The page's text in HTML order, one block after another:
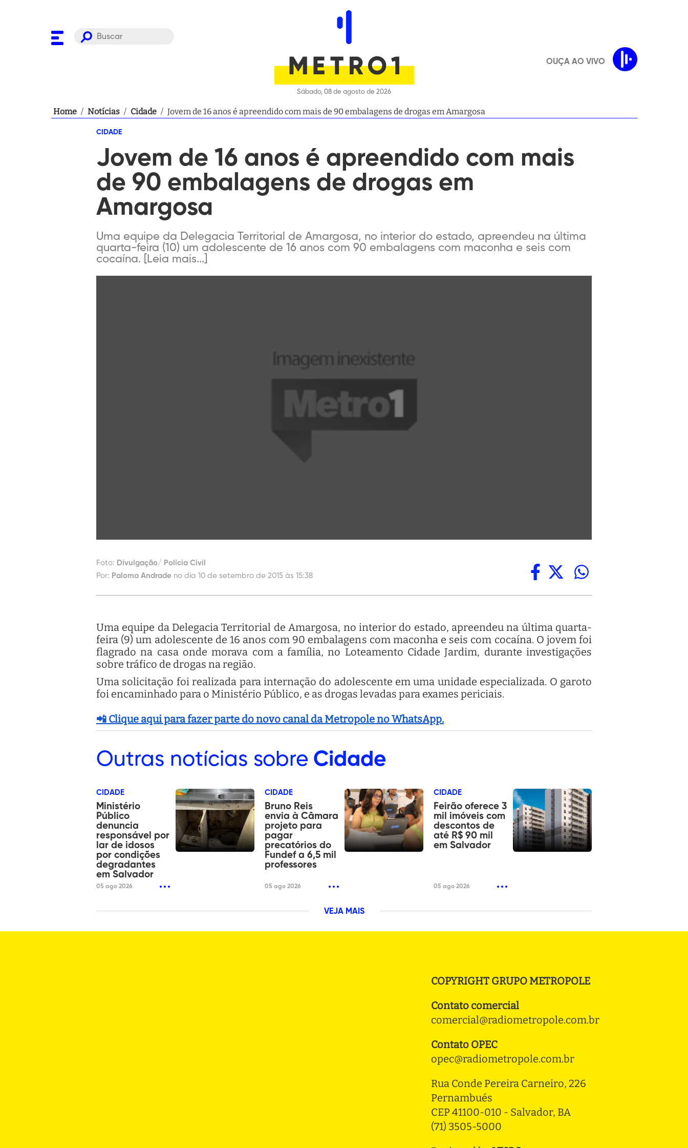
Sábado, 08 de agosto de 2026
OUÇA AO VIVO
Home / Notícias / Cidade / Jovem de 16 anos é apreendido com mais de 90 embalagens de drogas em Amargosa
CIDADE
Jovem de 16 anos é apreendido com mais
de 90 embalagens de drogas em
Amargosa
Uma equipe da Delegacia Territorial de Amargosa, no interior do estado, apreendeu na última
quarta-feira (10) um adolescente de 16 anos com 90 embalagens com maconha e seis com
cocaína. [Leia mais...]
Foto: Divulgação/ Polícia Civil
Por: Paloma Andrade no dia 10 de setembro de 2015 às 15:38
Uma equipe da Delegacia Territorial de Amargosa, no interior do estado, apreendeu na última quarta-
feira (9) um adolescente de 16 anos com 90 embalagens com maconha e seis com cocaína. O jovem foi
flagrado na casa onde morava com a família, no Loteamento Cidade Jardim, durante investigações
sobre tráfico de drogas na região.
Uma solicitação foi realizada para internação do adolescente em uma unidade especializada. O garoto
foi encaminhado para o Ministério Público, e as drogas levadas para exames periciais.
📲 Clique aqui para fazer parte do novo canal da Metropole no WhatsApp.
Outras notícias sobre Cidade
CIDADE
Ministério
Público
denuncia
responsável por
lar de idosos
por condições
degradantes
em Salvador
05 ago 2026
CIDADE
Bruno Reis
envia à Câmara
projeto para
pagar
precatórios do
Fundef a 6,5 mil
professores
05 ago 2026
CIDADE
Feirão oferece 3
mil imóveis com
descontos de
até R$ 90 mil
em Salvador
05 ago 2026
VEJA MAIS
COPYRIGHT GRUPO METROPOLE
Contato comercial
comercial@radiometropole.com.br
Contato OPEC
opec@radiometropole.com.br
Rua Conde Pereira Carneiro, 226
Pernambués
CEP 41100-010 - Salvador, BA
(71) 3505-5000